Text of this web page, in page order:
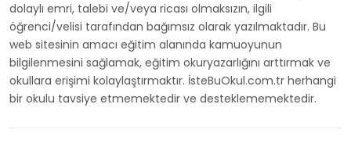
dolaylı emri, talebi ve/veya ricası olmaksızın, ilgili
öğrenci/velisi tarafından bağımsız olarak yazılmaktadır. Bu
web sitesinin amacı eğitim alanında kamuoyunun
bilgilenmesini sağlamak, eğitim okuryazarlığını arttırmak ve
okullara erişimi kolaylaştırmaktır. İsteBuOkul.com.tr herhangi
bir okulu tavsiye etmemektedir ve desteklememektedir.